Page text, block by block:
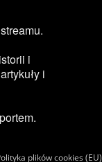
i
i
plików cookies (EU)